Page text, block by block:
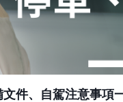
件、自駕注意事項